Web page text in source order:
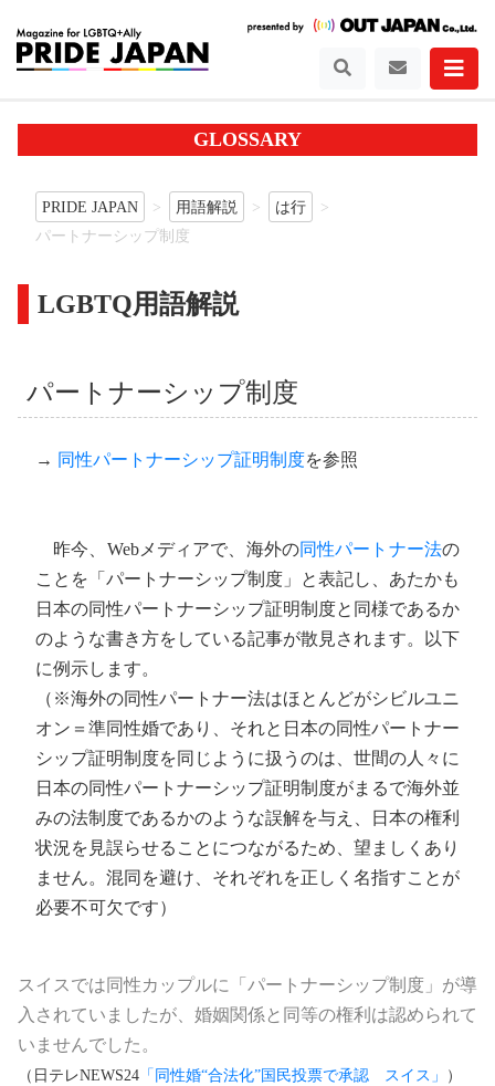
GLOSSARY
PRIDE JAPAN 用語解説
は行
パートナーシップ制度
LGBTQ用語解説
パートナーシップ制度
→ 同性パートナーシップ証明制度を参照
昨今、Webメディアで、海外の同性パートナー法の
ことを「パートナーシップ制度」と表記し、あたかも
日本の同性パートナーシップ証明制度と同様であるか
のような書き方をしている記事が散見されます。以下
に例示します。
（※海外の同性パートナー法はほとんどがシビルユニ
オン＝準同性婚であり、それと日本の同性パートナー
シップ証明制度を同じように扱うのは、世間の人々に
日本の同性パートナーシップ証明制度がまるで海外並
みの法制度であるかのような誤解を与え、日本の権利
状況を見誤らせることにつながるため、望ましくあり
ません。混同を避け、それぞれを正しく名指すことが
必要不可欠です）
スイスでは同性カップルに「パートナーシップ制度」が導
入されていましたが、婚姻関係と同等の権利は認められて
いませんでした。
（日テレNEWS24 「同性婚“合法化”国民投票で承認 スイス」 ）